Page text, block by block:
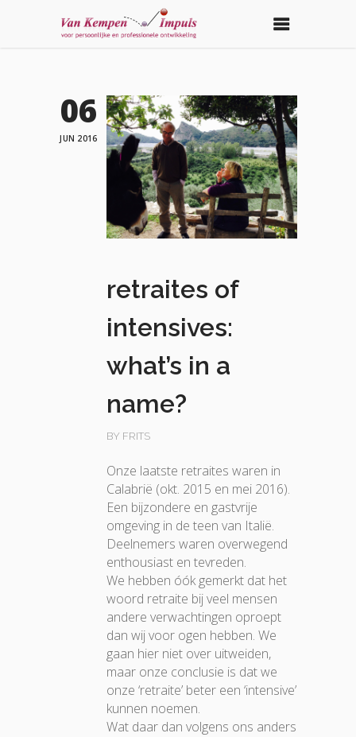
06
JUN 2016
retraites of
intensives:
what’s in a
name?
BY FRITS
Onze laatste retraites waren in
Calabrië (okt. 2015 en mei 2016).
Een bijzondere en gastvrije
omgeving in de teen van Italië.
Deelnemers waren overwegend
enthousiast en tevreden.
We hebben óók gemerkt dat het
woord retraite bij veel mensen
andere verwachtingen oproept
dan wij voor ogen hebben. We
gaan hier niet over uitweiden,
maar onze conclusie is dat we
onze ‘retraite’ beter een ‘intensive’
kunnen noemen.
Wat daar dan volgens ons anders